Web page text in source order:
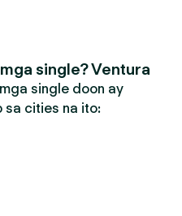
single? Ventura
single doon ay
sa cities na ito: